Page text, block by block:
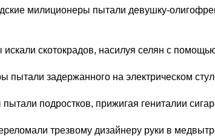
милиционеры пытали девушку-
скотокрадов, насилуя селян с
пытали задержанного на электрическом
подростков, прижигая гениталии
трезвому дизайнеру руки в